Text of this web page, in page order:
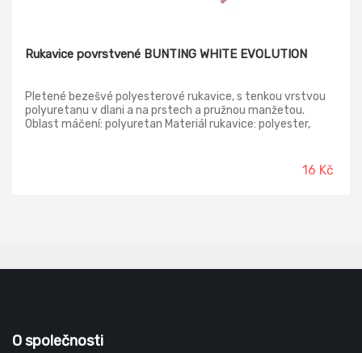
Rukavice povrstvené BUNTING WHITE EVOLUTION
Pletené bezešvé polyesterové rukavice, s tenkou vrstvou
polyuretanu v dlani a na prstech a pružnou manžetou.
Oblast máčení: polyuretan Materiál rukavice: polyester,
16 Kč
O společnosti